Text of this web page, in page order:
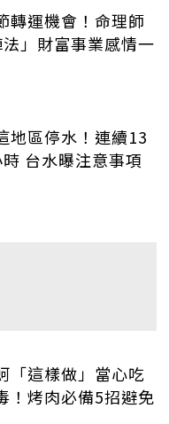
轉運機會！命理師
」財富事業感情一
地區停水！連續13
台水曝注意事項
「這樣做」當心吃
！烤肉必備5招避免